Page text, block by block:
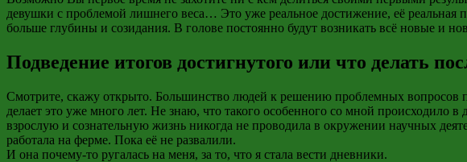
девушки с проблемой лишнего веса… Это уже реальное достижение, её реальная
больше глубины и созидания. В голове постоянно будут возникать всё новые и
Подведение итогов достигнутого или что делать
Смотрите, скажу открыто. Большинство людей к решению проблемных вопросов
делает это уже много лет. Не знаю, что такого особенного со мной происходило
взрослую и сознательную жизнь никогда не проводила в окружении научных
работала на ферме. Пока её не развалили.
И она почему-то ругалась на меня, за то, что я стала вести дневники.